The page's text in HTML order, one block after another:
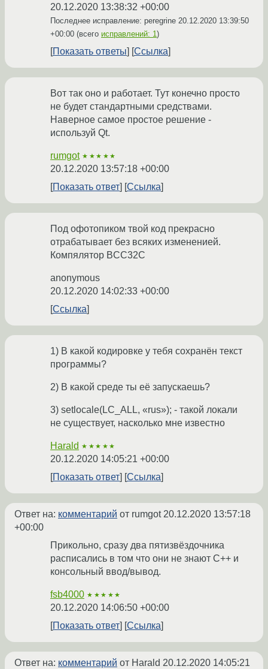
20.12.2020 13:38:32 +00:00
Последнее исправление: peregrine 20.12.2020 13:39:50
+00:00 (всего исправлений: 1)
Показать ответы Ссылка
Вот так оно и работает. Тут конечно просто
не будет стандартными средствами.
Наверное самое простое решение -
используй Qt.
rumgot ★★★★★
20.12.2020 13:57:18 +00:00
Показать ответ
Ссылка
Под офотопиком твой код прекрасно
отрабатывает без всяких измененией.
Компялятор BCC32C
anonymous
20.12.2020 14:02:33 +00:00
Ссылка
1) В какой кодировке у тебя сохранён текст
программы?
2) В какой среде ты её запускаешь?
3) setlocale(LC_ALL, «rus»); - такой локали
не существует, насколько мне известно
Harald ★★★★★
20.12.2020 14:05:21 +00:00
Показать ответ
Ссылка
Ответ на: комментарий от rumgot20.12.2020 13:57:18
+00:00
Прикольно, сразу два пятизвёздочника
расписались в том что они не знают С++ и
консольный ввод/вывод.
fsb4000 ★★★★★
20.12.2020 14:06:50 +00:00
Показать ответ
Ссылка
Ответ на: комментарий от Harald 20.12.2020 14:05:21